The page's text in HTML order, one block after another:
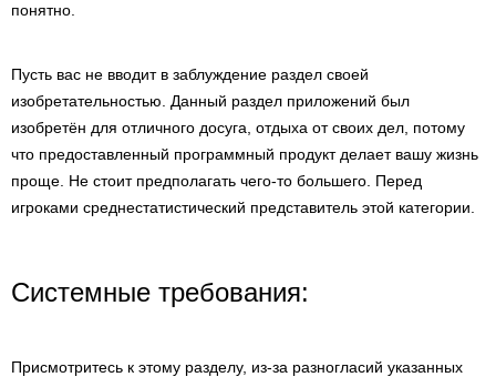
понятно.
Пусть вас не вводит в заблуждение раздел своей
изобретательностью. Данный раздел приложений был
изобретён для отличного досуга, отдыха от своих дел, потому
что предоставленный программный продукт делает вашу жизнь
проще. Не стоит предполагать чего-то большего. Перед
игроками среднестатистический представитель этой категории.
Системные требования:
Присмотритесь к этому разделу, из-за разногласий указанных